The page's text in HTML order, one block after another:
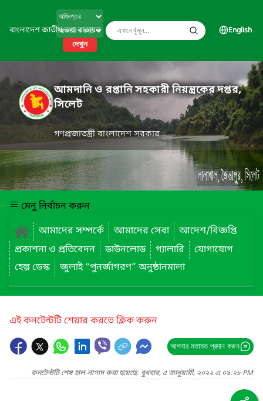
বাংলাদেশ জাতীয় তথ্য বাতায়ন
দেখুন
English
আমদানি ও রপ্তানি সহকারী নিয়ন্ত্রকের দপ্তর,
সিলেট
গণপ্রজাতন্ত্রী বাংলাদেশ সরকার
মেনু নির্বাচন করুন
আমাদের সম্পর্কে
আমাদের সেবা
আদেশ/বিজ্ঞপ্তি
প্রকাশনা ও প্রতিবেদন
ডাউনলোড গ্যালারি
যোগাযোগ
হেল্প ডেস্ক
জুলাই “পুনর্জাগরণ” অনুষ্ঠানমালা
এই কনটেন্টটি শেয়ার করতে ক্লিক করুন
আপনার মতামত প্রদান করুন
কনটেন্টটি শেষ হাল-নাগাদ করা হয়েছে: বুধবার, ৫ জানুয়ারী, ২০২২ এ ০৯:২৮ PM